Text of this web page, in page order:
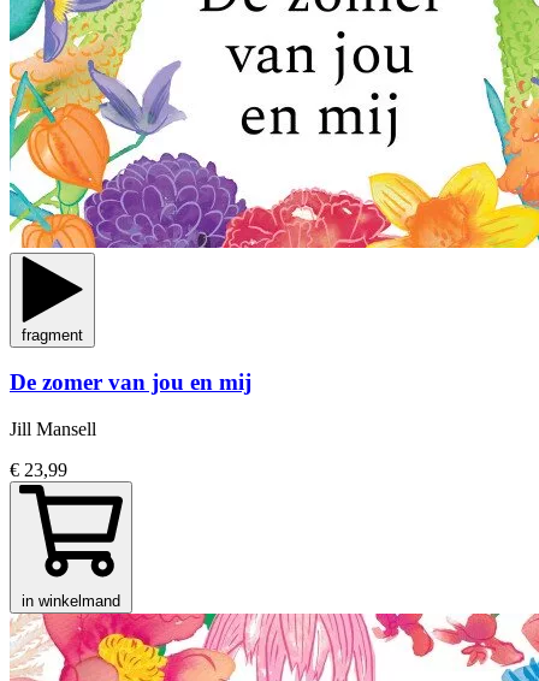
fragment
De zomer van jou en mij
Jill Mansell
€ 23,99
in winkelmand